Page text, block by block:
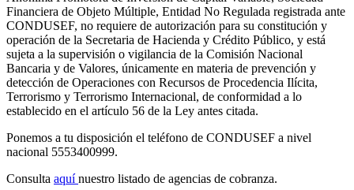
Financiera de Objeto Múltiple, Entidad No Regulada registrada ante
CONDUSEF, no requiere de autorización para su constitución y
operación de la Secretaria de Hacienda y Crédito Público, y está
sujeta a la supervisión o vigilancia de la Comisión Nacional
Bancaria y de Valores, únicamente en materia de prevención y
detección de Operaciones con Recursos de Procedencia Ilícita,
Terrorismo y Terrorismo Internacional, de conformidad a lo
establecido en el artículo 56 de la Ley antes citada.
Ponemos a tu disposición el teléfono de CONDUSEF a nivel
nacional 5553400999.
Consulta aquínuestro listado de agencias de cobranza.